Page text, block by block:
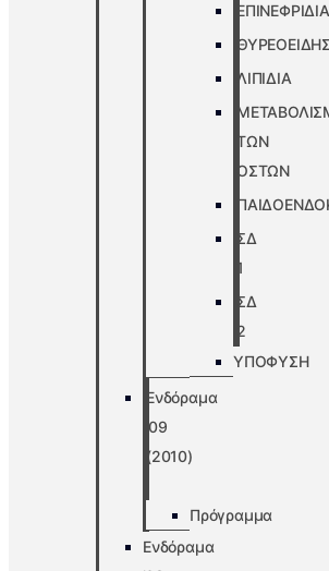
ΕΠΙΝΕΦΡΙΔΙΑ
ΘΥΡΕΟΕΙΔΗΣ
ΛΙΠΙΔΙΑ
ΤΩΝ
ΟΣΤΩΝ
ΣΔ
1
ΣΔ
2
ΥΠΟΦΥΣΗ
Ενδόραμα
’09
(2010)
Πρόγραμμα
Ενδόραμα